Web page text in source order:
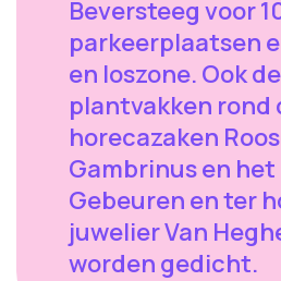
Beversteeg voor
parkeerplaatsen
en loszone. Ook de
plantvakken rond
horecazaken
Gambrinus en het
Gebeuren en ter
juwelier Van
worden gedicht.